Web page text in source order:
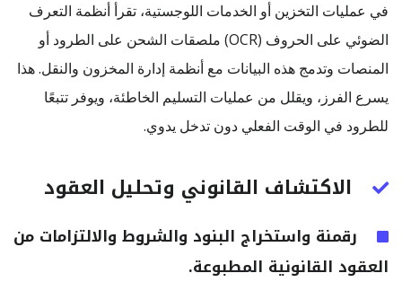
في عمليات التخزين أو الخدمات اللوجستية، تقرأ أنظمة التعرف
الضوئي على الحروف (OCR) ملصقات الشحن على الطرود أو
المنصات وتدمج هذه البيانات مع أنظمة إدارة المخزون والنقل. هذا
يسرع الفرز، ويقلل من عمليات التسليم الخاطئة، ويوفر تتبعًا
للطرود في الوقت الفعلي دون تدخل يدوي.
الاكتشاف القانوني وتحليل العقود
رقمنة واستخراج البنود والشروط والالتزامات من
العقود القانونية المطبوعة.